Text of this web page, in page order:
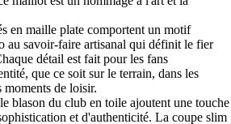
en maille plate comportent un motif
au savoir-faire artisanal qui définit le fier
détail est fait pour les fans
que ce soit sur le terrain, dans les
moments de loisir.
blason du club en toile ajoutent une touche
et d'authenticité. La coupe slim